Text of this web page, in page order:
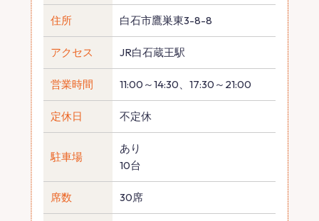
住所 白石市鷹巣東3-8-8
アクセス JR白石蔵王駅
営業時間 11:00～14:30、17:30～21:00
定休日 不定休
駐車場
あり
10台
席数 30席